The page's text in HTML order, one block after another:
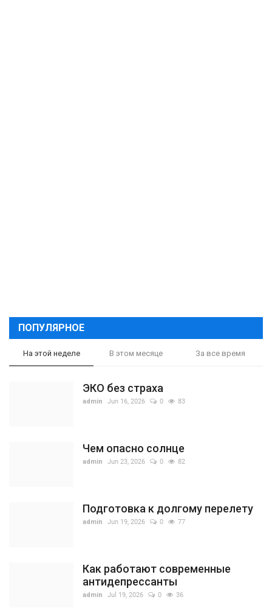
ПОПУЛЯРНОЕ
На этой неделе В этом месяце За все время
ЭКО без страха
admin Jun 16, 2026 0 83
Чем опасно солнце
admin Jun 23, 2026 0 82
Подготовка к долгому перелету
admin Jun 19, 2026 0 77
Как работают современные
антидепрессанты
admin Jul 19, 2026 0 36